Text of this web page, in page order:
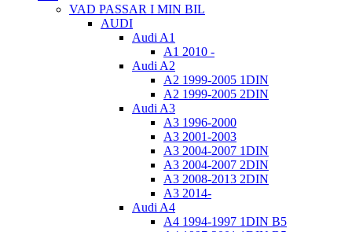
VAD PASSAR I MIN BIL
AUDI
Audi A1
A1 2010 -
Audi A2
A2 1999-2005 1DIN
A2 1999-2005 2DIN
Audi A3
A3 1996-2000
A3 2001-2003
A3 2004-2007 1DIN
A3 2004-2007 2DIN
A3 2008-2013 2DIN
A3 2014-
Audi A4
A4 1994-1997 1DIN B5